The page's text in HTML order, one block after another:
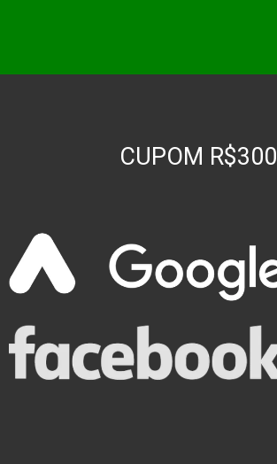
CUPOM R$300